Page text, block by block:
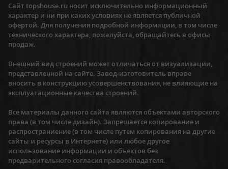
Сайт topshouse.ru носит исключительно информационный
характер и ни при каких условиях не является публичной
офертой. Для получения подробной информации, в том числе
технического характера, пожалуйста, обращайтесь в офисы
продаж.
Внешний вид строений может отличаться от визуализации,
представленной на сайте. Завод-изготовитель вправе
вносить в конструкцию усовершенствования, не влияющие на
эксплуатационные качества строений.
Все материалы данного сайта являются объектами авторского
права (в том числе дизайн). Запрещается копирование и
распространиение (в том числе путем копирования на другие
сайты и ресурсы в Интернете) или любое другое
использование информации и объектов без
предварительного согласия правообладателя.